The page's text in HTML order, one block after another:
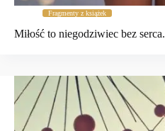
Fragmenty z książek
Miłość to niegodziwiec bez serca.